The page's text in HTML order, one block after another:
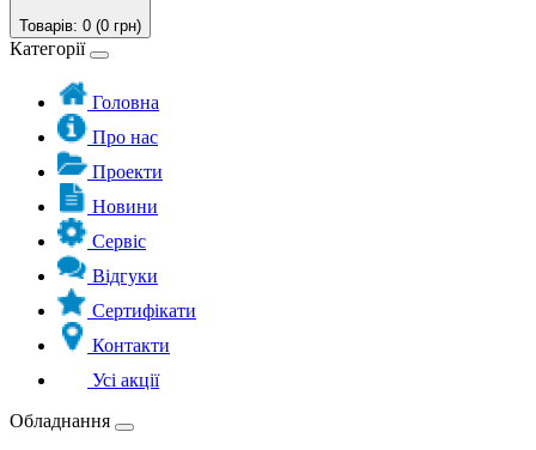
Товарів: 0 (0 грн)
Категорії
Головна
Про нас
Проекти
Новини
Сервіс
Відгуки
Сертифікати
Контакти
Усі акції
Обладнання